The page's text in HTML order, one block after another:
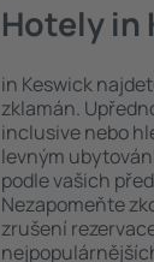
Hotely in
in Keswick
zklamán.
inclusive nebo
levným
podle vašich
Nezapomeňte
zrušení